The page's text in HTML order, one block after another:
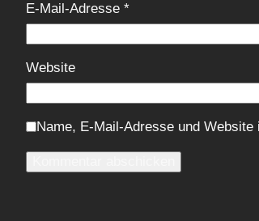
E-Mail-Adresse *
Website
Name, E-Mail-Adresse und